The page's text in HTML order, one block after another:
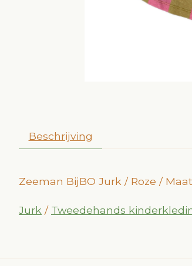
Beschrijving
Zeeman BijBO Jurk / Roze /
Jurk / Tweedehands